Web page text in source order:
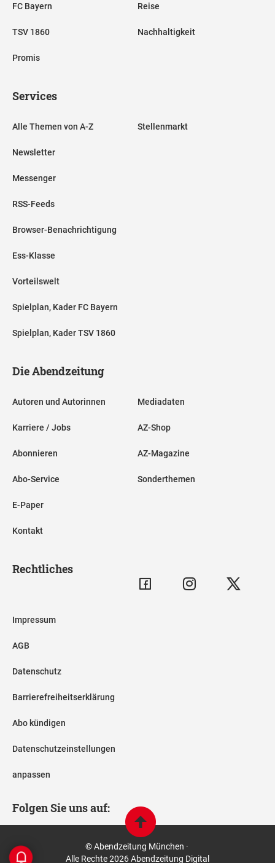
FC Bayern
TSV 1860
Promis
Reise
Nachhaltigkeit
Services
Alle Themen von A-Z
Newsletter
Messenger
RSS-Feeds
Browser-Benachrichtigung
Ess-Klasse
Vorteilswelt
Spielplan, Kader FC Bayern
Spielplan, Kader TSV 1860
Stellenmarkt
Die Abendzeitung
Autoren und Autorinnen
Karriere / Jobs
Abonnieren
Abo-Service
E-Paper
Kontakt
Mediadaten
AZ-Shop
AZ-Magazine
Sonderthemen
Rechtliches
Impressum
AGB
Datenschutz
Barrierefreiheitserklärung
Abo kündigen
Datenschutzeinstellungen
anpassen
Folgen Sie uns auf:
© Abendzeitung München ·
Alle Rechte 2026 Abendzeitung Digital